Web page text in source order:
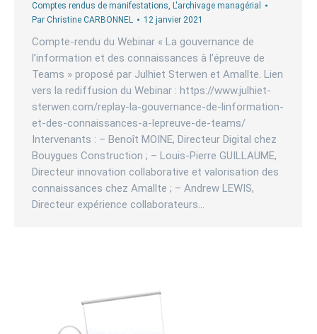
Comptes rendus de manifestations, L'archivage managérial
Par Christine CARBONNEL 12 janvier 2021
Compte-rendu du Webinar « La gouvernance de
l’information et des connaissances à l’épreuve de
Teams » proposé par Julhiet Sterwen et Amallte. Lien
vers la rediffusion du Webinar : https://www.julhiet-
sterwen.com/replay-la-gouvernance-de-linformation-
et-des-connaissances-a-lepreuve-de-teams/
Intervenants : – Benoît MOINE, Directeur Digital chez
Bouygues Construction ; – Louis-Pierre GUILLAUME,
Directeur innovation collaborative et valorisation des
connaissances chez Amallte ; – Andrew LEWIS,
Directeur expérience collaborateurs…